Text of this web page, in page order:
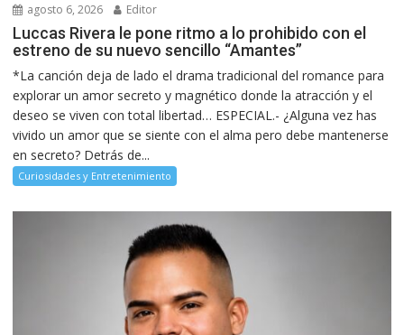
agosto 6, 2026 Editor
Luccas Rivera le pone ritmo a lo prohibido con el
estreno de su nuevo sencillo “Amantes”
*La canción deja de lado el drama tradicional del romance para
explorar un amor secreto y magnético donde la atracción y el
deseo se viven con total libertad… ESPECIAL.- ¿Alguna vez has
vivido un amor que se siente con el alma pero debe mantenerse
en secreto? Detrás de...
Curiosidades y Entretenimiento